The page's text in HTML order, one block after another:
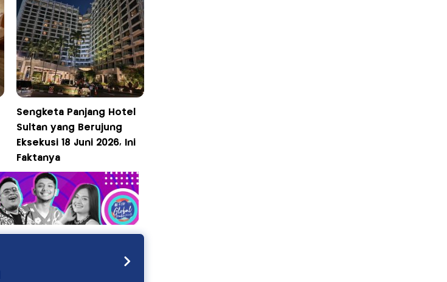
Sengketa Panjang Hotel
Sultan yang Berujung
Eksekusi 18 Juni 2026, Ini
Faktanya